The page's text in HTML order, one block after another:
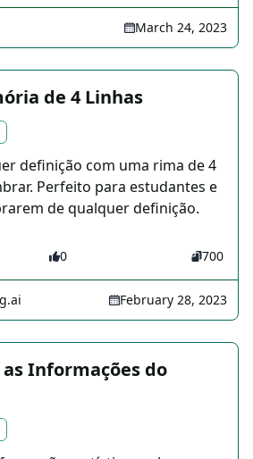
March 24, 2023
de 4 Linhas
definição com uma rima de 4
Perfeito para estudantes e
de qualquer definição.
0 700
February 28, 2023
Informações do